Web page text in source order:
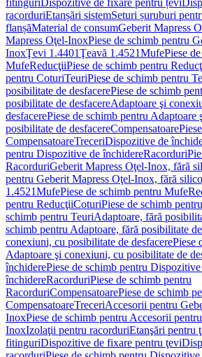
fitinguriDispozitive de fixare pentru țevi
racorduriEtanșări sistemSeturi șuruburi
flanșăMaterial de consumGeberit Mapress
Mapress Oţel-InoxPiese de schimb pentru
InoxŢevi 1.4401Ţeavă 1.4521MufePiese
MufeReducţiiPiese de schimb pentru
pentru CoturiTeuriPiese de schimb pentru
posibilitate de desfacerePiese de schimb
posibilitate de desfacereAdaptoare şi
desfacerePiese de schimb pentru Adaptoare
posibilitate de desfacereCompensatoare
CompensatoareTreceriDispozitive de
pentru Dispozitive de închidereRacorduri
RacorduriGeberit Mapress Oţel-Inox, fără
pentru Geberit Mapress Oţel-Inox, fără
1.4521MufePiese de schimb pentru Mufe
pentru ReducţiiCoturiPiese de schimb
schimb pentru TeuriAdaptoare, fără
schimb pentru Adaptoare, fără posibilitate
conexiuni, cu posibilitate de desfacerePiese
Adaptoare şi conexiuni, cu posibilitate de
închiderePiese de schimb pentru
închidereRacorduriPiese de schimb pentru
RacorduriCompensatoarePiese de schimb
CompensatoareTreceriAccesorii pentru
InoxPiese de schimb pentru Accesorii
InoxIzolaţii pentru racorduriEtanşări pentru
fitinguriDispozitive de fixare pentru ţevi